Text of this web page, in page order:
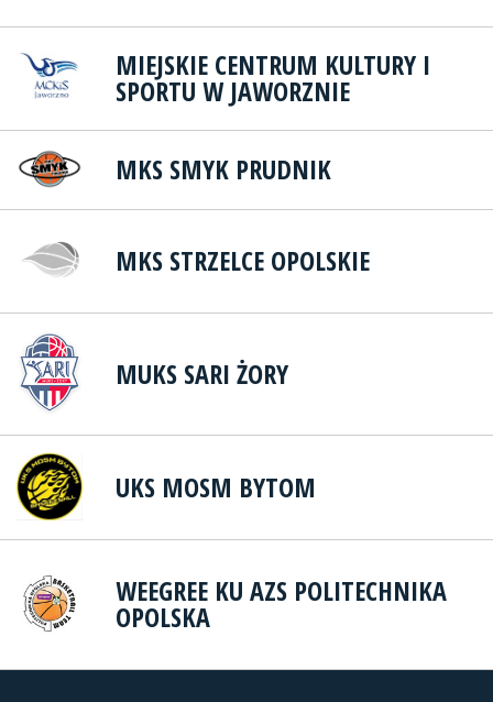
MIEJSKIE CENTRUM KULTURY I
SPORTU W JAWORZNIE
MKS SMYK PRUDNIK
MKS STRZELCE OPOLSKIE
MUKS SARI ŻORY
UKS MOSM BYTOM
WEEGREE KU AZS POLITECHNIKA
OPOLSKA